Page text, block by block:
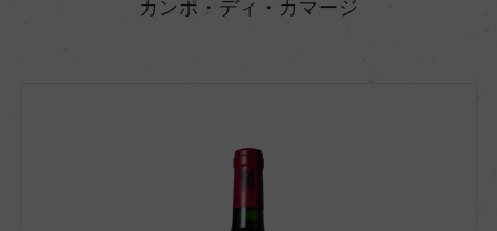
カンポ・ディ・カマージ